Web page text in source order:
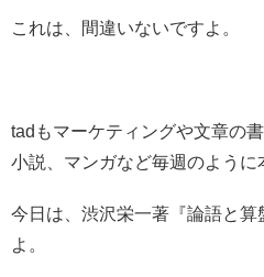
これは、間違いないですよ。
tadもマーケティングや文章の
小説、マンガなど毎週のように
今日は、渋沢栄一著『論語と
よ。